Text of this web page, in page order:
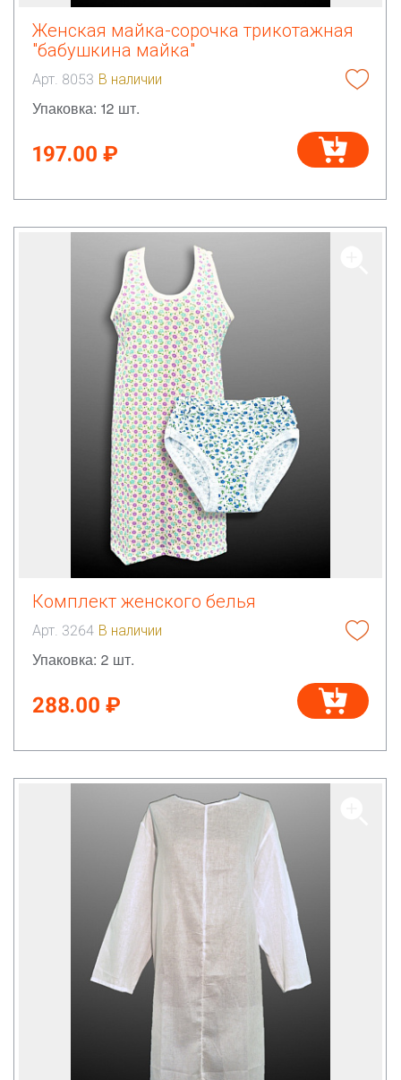
Женская майка-сорочка трикотажная
"бабушкина майка"
Арт. 8053 В наличии
Упаковка: 12 шт.
197.00 ₽
Комплект женского белья
Арт. 3264 В наличии
Упаковка: 2 шт.
288.00 ₽